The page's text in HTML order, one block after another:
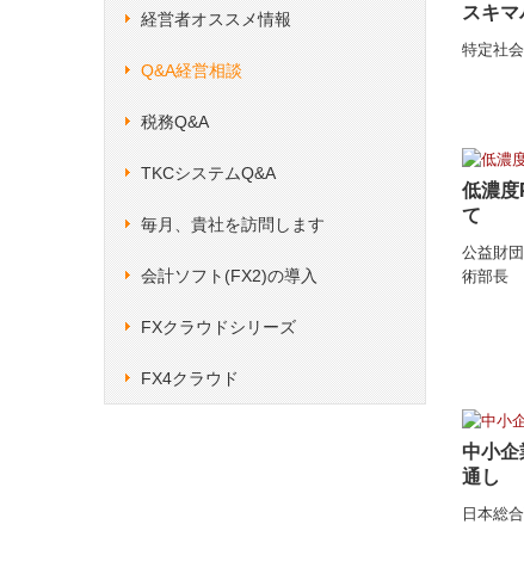
経営者オススメ情報
Q&A経営相談
税務Q&A
TKCシステムQ&A
毎月、貴社を訪問します
会計ソフト(FX2)の導入
FXクラウドシリーズ
FX4クラウド
スキ
特定社
低濃
て
公益財
術部長
中小
通し
日本総